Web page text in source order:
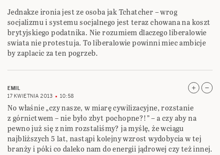
Jednakze ironia jest ze osoba jak Tchatcher – wrog
socjalizmu i systemu socjalnego jest teraz chowana na koszt
brytyjskiego podatnika. Nie rozumiem dlaczego liberalowie
swiata nie protestuja. To liberalowie powinni miec ambicje
by zaplacic za ten pogrzeb.
EMIL
17 KWIETNIA 2013
10:58
No właśnie „czy nasze, w miarę cywilizacyjne, rozstanie
z górnictwem – nie było zbyt pochopne?!” – a czy aby na
pewno już się z nim rozstaliśmy? ja myślę, że wciągu
najbliższych 5 lat, nastąpi kolejny wzrost wydobycia w tej
branży i póki co daleko nam do energii jądrowej czy też innej.